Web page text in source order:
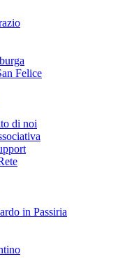
Felice
di noi
in Passiria